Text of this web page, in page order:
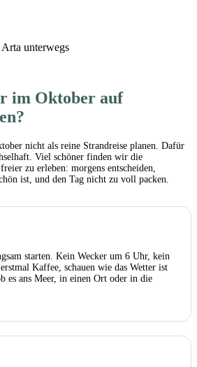
unterwegs
im Oktober auf
nicht als reine Strandreise planen. Dafür
Viel schöner finden wir die
zu erleben: morgens entscheiden,
ist, und den Tag nicht zu voll packen.
starten. Kein Wecker um 6 Uhr, kein
Kaffee, schauen wie das Wetter ist
es ans Meer, in einen Ort oder in die